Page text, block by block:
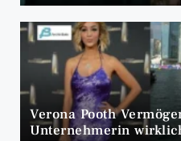
Verona Pooth
Unternehmerin